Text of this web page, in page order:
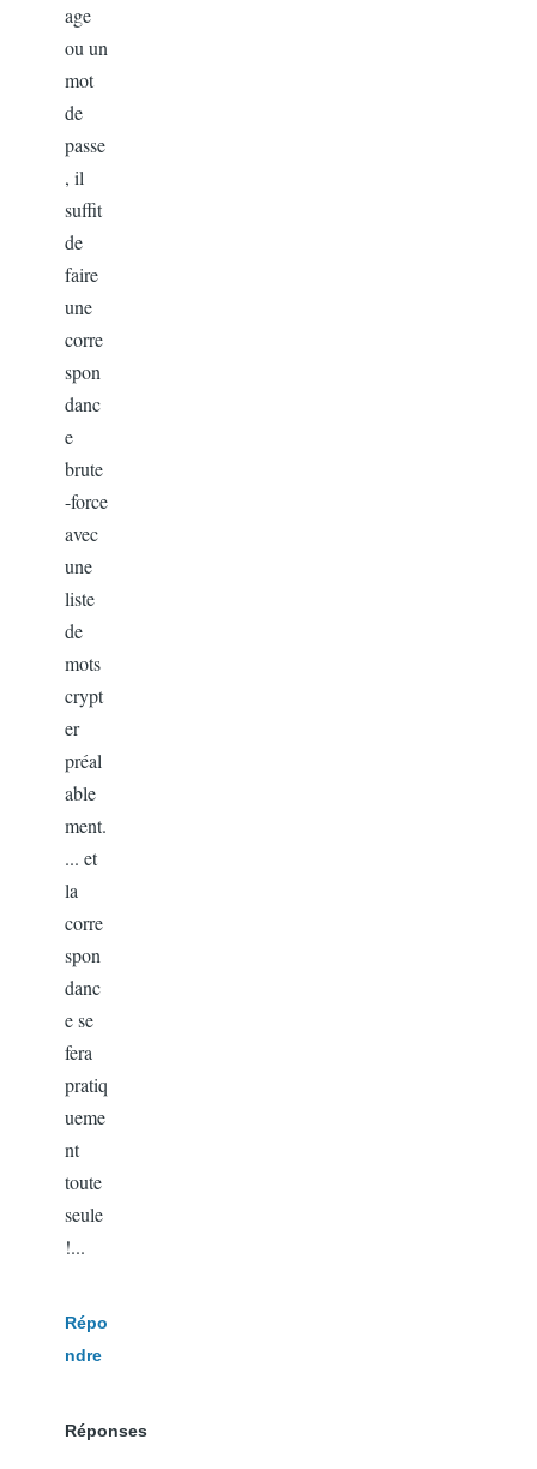
age
ou un
mot
de
passe
, il
suffit
de
faire
une
corre
spon
danc
e
brute
-force
avec
une
liste
de
mots
crypt
er
préal
able
ment.
... et
la
corre
spon
danc
e se
fera
pratiq
ueme
nt
toute
seule
!...
Répo
ndre
Réponses